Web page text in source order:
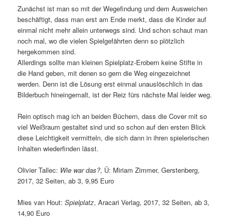
Zunächst ist man so mit der Wegefindung und dem Ausweichen
beschäftigt, dass man erst am Ende merkt, dass die Kinder auf
einmal nicht mehr allein unterwegs sind. Und schon schaut man
noch mal, wo die vielen Spielgefährten denn so plötzlich
hergekommen sind.
Allerdings sollte man kleinen Spielplatz-Erobern keine Stifte in
die Hand geben, mit denen so gern die Weg eingezeichnet
werden. Denn ist die Lösung erst einmal unauslöschlich in das
Bilderbuch hineingemalt, ist der Reiz fürs nächste Mal leider weg.
Rein optisch mag ich an beiden Büchern, dass die Cover mit so
viel Weißraum gestaltet sind und so schon auf den ersten Blick
diese Leichtigkeit vermitteln, die sich dann in ihren spielerischen
Inhalten wiederfinden lässt.
Olivier Tallec: Wie war das?, Ü: Miriam Zimmer, Gerstenberg,
2017, 32 Seiten, ab 3, 9,95 Euro
Mies van Hout:Spielplatz, Aracari Verlag, 2017, 32 Seiten, ab 3,
14,90 Euro